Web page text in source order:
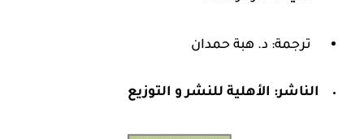
ترجمة: د. هبة حمدان
الناشر: الأهلية للنشر و التوزيع